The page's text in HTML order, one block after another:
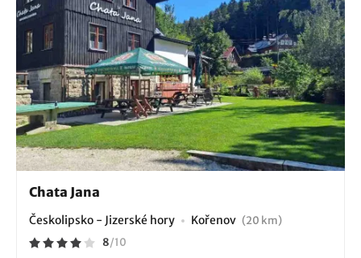
Chata Jana
Českolipsko - Jizerské hory Kořenov (20 km)
8/10